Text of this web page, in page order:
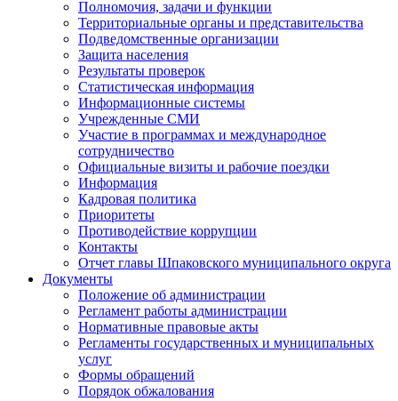
Полномочия, задачи и функции
Территориальные органы и представительства
Подведомственные организации
Защита населения
Результаты проверок
Статистическая информация
Информационные системы
Учрежденные СМИ
Участие в программах и международное
сотрудничество
Официальные визиты и рабочие поездки
Информация
Кадровая политика
Приоритеты
Противодействие коррупции
Контакты
Отчет главы Шпаковского муниципального округа
Документы
Положение об администрации
Регламент работы администрации
Нормативные правовые акты
Регламенты государственных и муниципальных
услуг
Формы обращений
Порядок обжалования